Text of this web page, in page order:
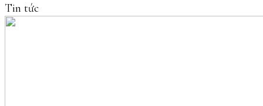
Tin tức